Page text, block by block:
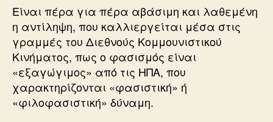
Είναι πέρα για πέρα αβάσιμη και λαθεμένη
η αντίληψη, που καλλιεργείται μέσα στις
γραμμές του Διεθνούς Κομμουνιστικού
Κινήματος, πως ο φασισμός είναι
«εξαγώγιμος» από τις ΗΠΑ, που
χαρακτηρίζονται «φασιστική» ή
«φιλοφασιστική» δύναμη.